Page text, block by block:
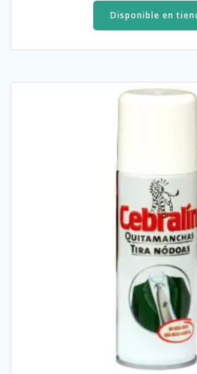
Disponible en